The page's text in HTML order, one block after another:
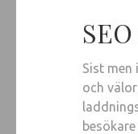
Sist men
och